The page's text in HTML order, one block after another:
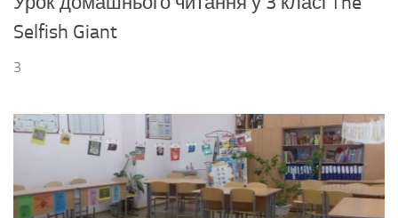
Selfish Giant
3